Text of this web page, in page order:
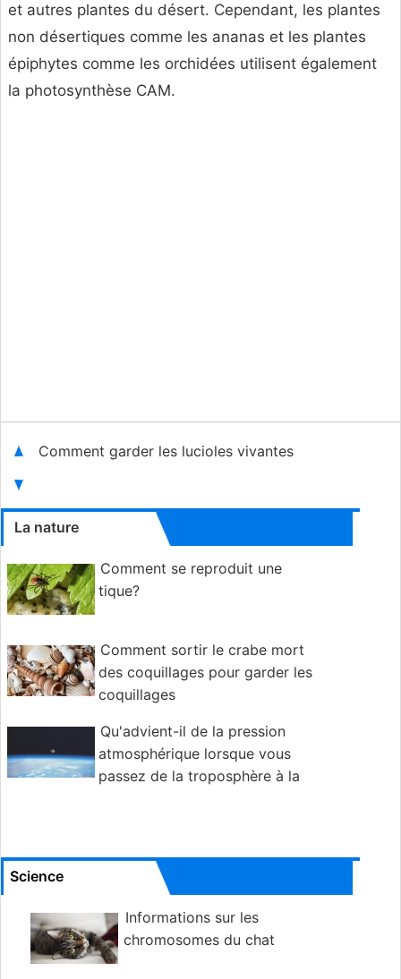
et autres plantes du désert. Cependant, les plantes
non désertiques comme les ananas et les plantes
épiphytes comme les orchidées utilisent également
la photosynthèse CAM.
Comment garder les lucioles vivantes
La nature
Comment se reproduit une
tique?
Comment sortir le crabe mort
des coquillages pour garder les
coquillages
Qu'advient-il de la pression
atmosphérique lorsque vous
passez de la troposphère à la
Science
Informations sur les
chromosomes du chat